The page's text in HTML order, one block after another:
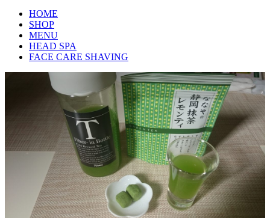
HOME
SHOP
MENU
HEAD SPA
FACE CARE SHAVING